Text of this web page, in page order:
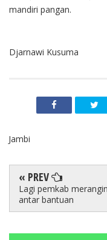
mandiri pangan.
Djarnawi Kusuma
Jambi
« PREV
Lagi pemkab merangin
antar bantuan